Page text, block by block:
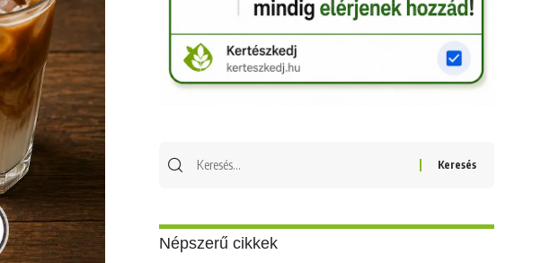
Népszerű cikkek